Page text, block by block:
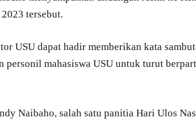
tersebut.
USU dapat hadir memberikan kata
personil mahasiswa USU untuk turut
Naibaho, salah satu panitia Hari Ulos